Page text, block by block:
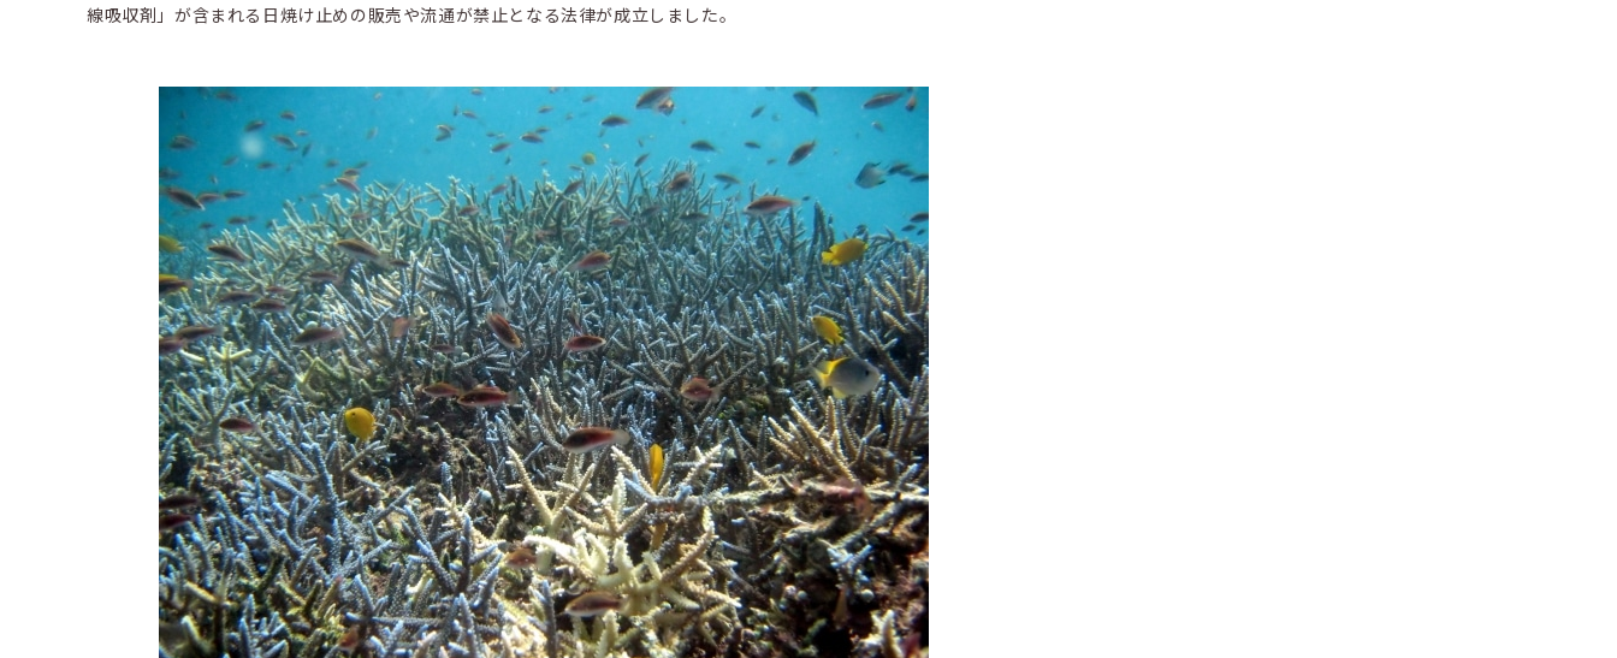
線吸収剤」が含まれる日焼け止めの販売や流通が禁止となる法律が成立しました。